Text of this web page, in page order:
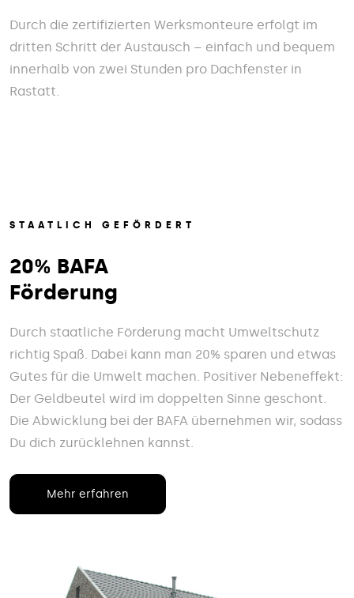
Durch die zertifizierten Werksmonteure erfolgt im
dritten Schritt der Austausch – einfach und bequem
innerhalb von zwei Stunden pro Dachfenster in
Rastatt.
STAATLICH GEFÖRDERT
20% BAFA
Förderung
Durch staatliche Förderung macht Umweltschutz
richtig Spaß. Dabei kann man 20% sparen und etwas
Gutes für die Umwelt machen. Positiver Nebeneffekt:
Der Geldbeutel wird im doppelten Sinne geschont.
Die Abwicklung bei der BAFA übernehmen wir, sodass
Du dich zurücklehnen kannst.
Mehr erfahren